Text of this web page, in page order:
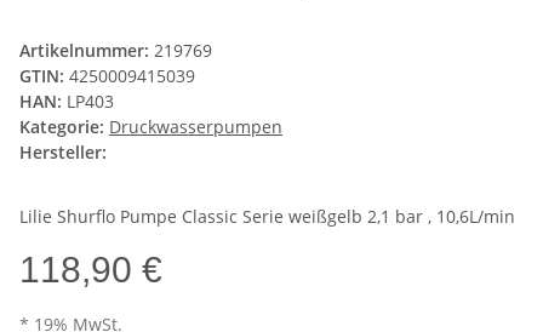
Artikelnummer: 219769
GTIN: 4250009415039
HAN: LP403
Kategorie: Druckwasserpumpen
Hersteller:
Lilie Shurflo Pumpe Classic Serie weißgelb 2,1 bar , 10,6L/min
118,90 €
* 19% MwSt.